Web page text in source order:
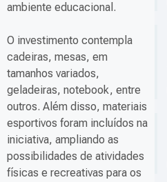
ambiente educacional.
O investimento contempla
cadeiras, mesas, em
tamanhos variados,
geladeiras, notebook, entre
outros. Além disso, materiais
esportivos foram incluídos na
iniciativa, ampliando as
possibilidades de atividades
físicas e recreativas para os